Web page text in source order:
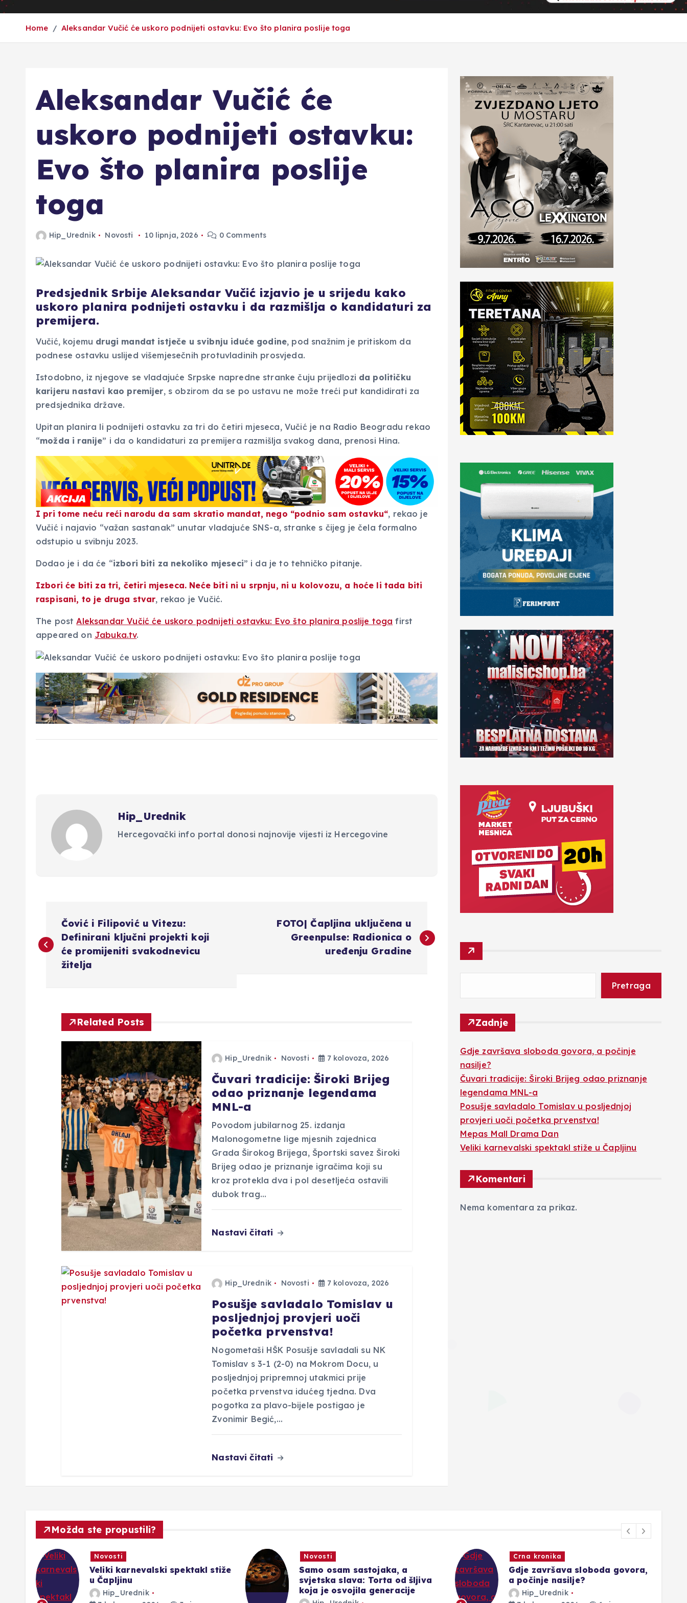
Home Aleksandar Vučić će uskoro podnijeti ostavku: Evo što planira poslije toga
Aleksandar Vučić će
uskoro podnijeti ostavku:
Evo što planira poslije
toga
Hip_Urednik Novosti 10 lipnja, 2026 0 Comments
Predsjednik Srbije Aleksandar Vučić izjavio je u srijedu kako
uskoro planira podnijeti ostavku i da razmišlja o kandidaturi za
premijera.
Vučić, kojemu drugi mandat istječe u svibnju iduće godine, pod snažnim je pritiskom da
podnese ostavku uslijed višemjesečnih protuvladinih prosvjeda.
Istodobno, iz njegove se vladajuće Srpske napredne stranke čuju prijedlozi da političku
karijeru nastavi kao premijer, s obzirom da se po ustavu ne može treći put kandidirati za
predsjednika države.
Upitan planira li podnijeti ostavku za tri do četiri mjeseca, Vučić je na Radio Beogradu rekao
“možda i ranije” i da o kandidaturi za premijera razmišlja svakog dana, prenosi Hina.
I pri tome neću reći narodu da sam skratio mandat, nego “podnio sam ostavku“, rekao je
Vučić i najavio “važan sastanak” unutar vladajuće SNS-a, stranke s čijeg je čela formalno
odstupio u svibnju 2023.
Dodao je i da će “izbori biti za nekoliko mjeseci” i da je to tehničko pitanje.
Izbori će biti za tri, četiri mjeseca. Neće biti ni u srpnju, ni u kolovozu, a hoće li tada biti
raspisani, to je druga stvar, rekao je Vučić.
The postAleksandar Vučić će uskoro podnijeti ostavku: Evo što planira poslije toga first
appeared on Jabuka.tv.
Hip_Urednik
Hercegovački info portal donosi najnovije vijesti iz Hercegovine
a
Čović i Filipović u Vitezu:
Definirani ključni projekti koji
će promijeniti svakodnevicu
žitelja
FOTO| Čapljina uključena u
Greenpulse: Radionica o
uređenju Gradine
Related Posts
Hip_Urednik Novosti 7 kolovoza, 2026
Čuvari tradicije: Široki Brijeg
odao priznanje legendama
MNL-a
Povodom jubilarnog 25. izdanja
Malonogometne lige mjesnih zajednica
Grada Širokog Brijega, Športski savez Široki
Brijeg odao je priznanje igračima koji su
kroz protekla dva i pol desetljeća ostavili
dubok trag…
Nastavi čitati
Hip_Urednik Novosti 7 kolovoza, 2026
Posušje savladalo Tomislav u
posljednjoj provjeri uoči
početka prvenstva!
Nogometaši HŠK Posušje savladali su NK
Tomislav s 3-1 (2-0) na Mokrom Docu, u
posljednjoj pripremnoj utakmici prije
početka prvenstva idućeg tjedna. Dva
pogotka za plavo-bijele postigao je
Zvonimir Begić,…
Nastavi čitati
Pretraga
Zadnje
Gdje završava sloboda govora, a počinje
nasilje?
Čuvari tradicije: Široki Brijeg odao priznanje
legendama MNL-a
Posušje savladalo Tomislav u posljednjoj
provjeri uoči početka prvenstva!
Mepas Mall Drama Dan
Veliki karnevalski spektakl stiže u Čapljinu
Komentari
Nema komentara za prikaz.
Možda ste propustili?
Novosti
Veliki karnevalski spektakl stiže
u Čapljinu
Hip_Urednik
Novosti
Samo osam sastojaka, a
svjetska slava: Torta od šljiva
koja je osvojila generacije
Crna kronika
Gdje završava sloboda govora,
a počinje nasilje?
Hip_Urednik